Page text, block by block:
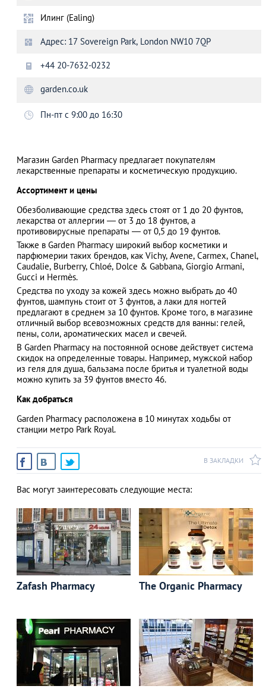
АЗАД
Илинг (Ealing)
Адрес: 17 Sovereign Park, London NW10 7QP
+44 20-7632-0232
garden.co.uk
Пн-пт с 9:00 до 16:30
Магазин Garden Pharmacy предлагает покупателям
лекарственные препараты и косметическую продукцию.
Ассортимент и цены
Обезболивающие средства здесь стоят от 1 до 20 фунтов,
лекарства от аллергии ― от 3 до 18 фунтов, а
противовирусные препараты ― от 0,5 до 19 фунтов.
Также в Garden Pharmacy широкий выбор косметики и
парфюмерии таких брендов, как Vichy, Avene, Carmex, Chanel,
Caudalie, Burberry, Chloé, Dolce & Gabbana, Giorgio Armani,
Gucci и Hermès.
Средства по уходу за кожей здесь можно выбрать до 40
фунтов, шампунь стоит от 3 фунтов, а лаки для ногтей
предлагают в среднем за 10 фунтов. Кроме того, в магазине
отличный выбор всевозможных средств для ванны: гелей,
пены, соли, ароматических масел и свечей.
В Garden Pharmacy на постоянной основе действует система
скидок на определенные товары. Например, мужской набор
из геля для душа, бальзама после бритья и туалетной воды
можно купить за 39 фунтов вместо 46.
Как добраться
Garden Pharmacy расположена в 10 минутах ходьбы от
станции метро Park Royal.
В ЗАКЛАДКИ
Вас могут заинтересовать следующие места:
Zafash Pharmacy The Organic Pharmacy